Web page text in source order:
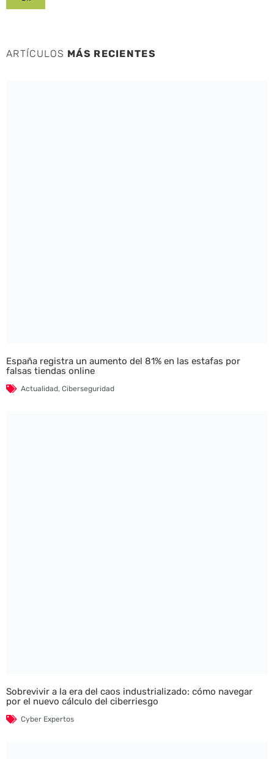
ARTÍCULOS MÁS RECIENTES
España registra un aumento del 81% en las estafas por
falsas tiendas online
Actualidad, Ciberseguridad
Sobrevivir a la era del caos industrializado: cómo navegar
por el nuevo cálculo del ciberriesgo
Cyber Expertos